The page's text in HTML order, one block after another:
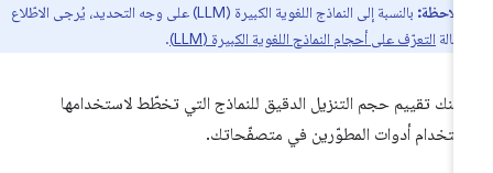
ملاحظة:
بالنسبة إلى النماذج اللغوية الكبيرة (LLM) على وجه التحديد، يُرجى الاطّلاع
التعرّف على أحجام النماذج اللغوية الكبيرة (LLM) .
تقييم حجم التنزيل الدقيق للنماذج التي تخطّط لاستخدامها
أدوات المطوّرين في متصفّحاتك.